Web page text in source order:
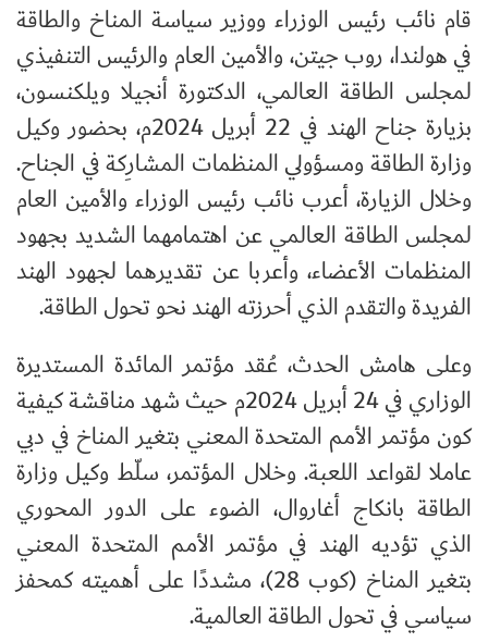
قام نائب رئيس الوزراء ووزير سياسة المناخ والطاقة
في هولندا، روب جيتن، والأمين العام والرئيس التنفيذي
لمجلس الطاقة العالمي، الدكتورة أنجيلا ويلكنسون،
بزيارة جناح الهند في 22 أبريل 2024م، بحضور وكيل
وزارة الطاقة ومسؤولي المنظمات المشارِكة في الجناح.
وخلال الزيارة، أعرب نائب رئيس الوزراء والأمين العام
لمجلس الطاقة العالمي عن اهتمامهما الشديد بجهود
المنظمات الأعضاء، وأعربا عن تقديرهما لجهود الهند
الفريدة والتقدم الذي أحرزته الهند نحو تحول الطاقة.
وعلى هامش الحدث، عُقد مؤتمر المائدة المستديرة
الوزاري في 24 أبريل 2024م حيث شهد مناقشة كيفية
كون مؤتمر الأمم المتحدة المعني بتغير المناخ في دبي
عاملا لقواعد اللعبة. وخلال المؤتمر، سلّط وكيل وزارة
الطاقة بانكاج أغاروال، الضوء على الدور المحوري
الذي تؤديه الهند في مؤتمر الأمم المتحدة المعني
بتغير المناخ (كوب 28)، مشددًا على أهميته كمحفز
سياسي في تحول الطاقة العالمية.